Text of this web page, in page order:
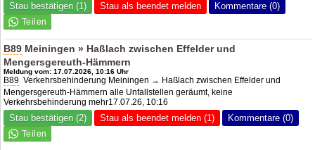
Stau bestätigen (1) Stau als beendet melden Kommentare (0)
B89 Meiningen » Haßlach zwischen Effelder und
Mengersgereuth-Hämmern
Meldung vom: 17.07.2026, 10:16 Uhr
B89 Verkehrsbehinderung Meiningen → Haßlach zwischen Effelder und
Mengersgereuth-Hämmern alle Unfallstellen geräumt, keine
Verkehrsbehinderung mehr17.07.26, 10:16
Stau bestätigen (2) Stau als beendet melden (1) Kommentare (0)